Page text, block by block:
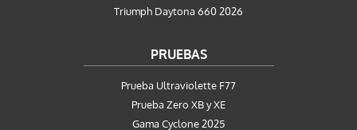
Triumph Daytona 660 2026
PRUEBAS
Prueba Ultraviolette F77
Prueba Zero XB y XE
Gama Cyclone 2025